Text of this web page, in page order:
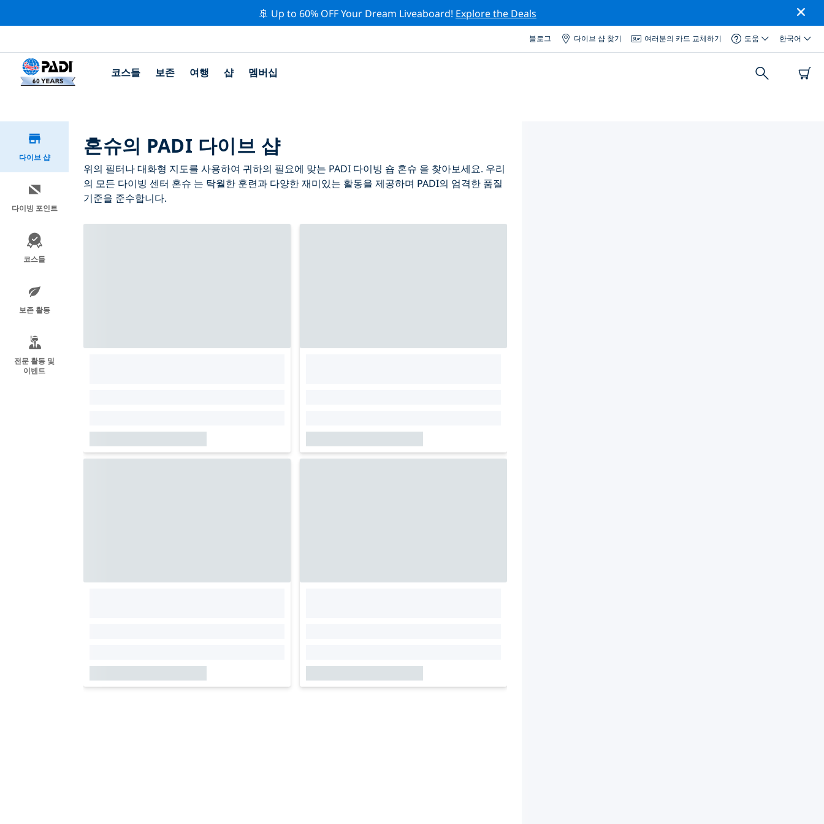
🚢 Up to 60% OFF Your Dream Liveaboard! Explore the Deals
블로그 다이브 샵 찾기 여러분의 카드 교체하기 도움 한국어
코스들 보존 여행 샵 멤버십
다이브 샵
다이빙 포인트
코스들
보존 활동
전문 활동 및
이벤트
혼슈의 PADI 다이브 샵
위의 필터나 대화형 지도를 사용하여 귀하의 필요에 맞는 PADI 다이빙 숍 혼슈 을 찾아보세요. 우리
의 모든 다이빙 센터 혼슈 는 탁월한 훈련과 다양한 재미있는 활동을 제공하며 PADI의 엄격한 품질
기준을 준수합니다.